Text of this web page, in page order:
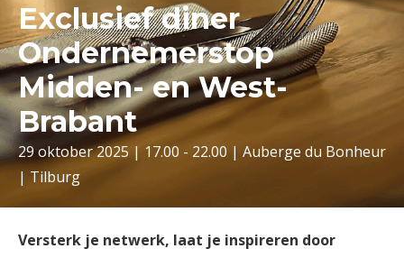
Exclusief diner
Ondernemerstop
Midden- en West-
Brabant
29 oktober 2025 | 17.00 - 22.00 | Auberge du Bonheur
| Tilburg
Versterk je netwerk, laat je inspireren door